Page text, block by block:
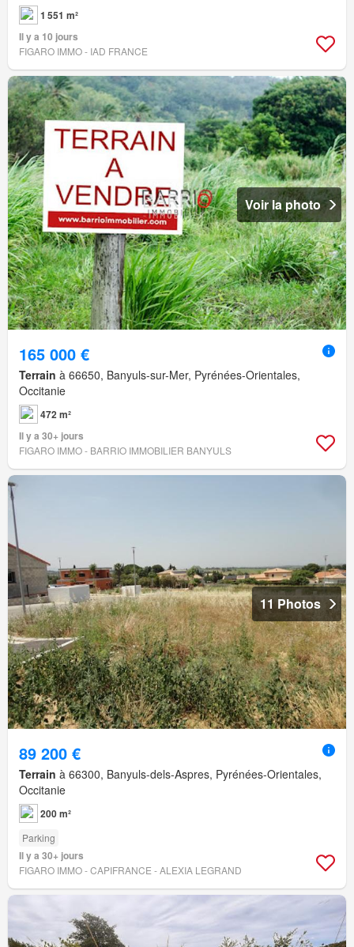
1 551 m²
Il y a 10 jours
FIGARO IMMO - IAD FRANCE
Voir la photo
165 000 €
Terrain à 66650, Banyuls-sur-Mer, Pyrénées-Orientales,
Occitanie
472 m²
Il y a 30+ jours
FIGARO IMMO - BARRIO IMMOBILIER BANYULS
11 Photos
89 200 €
Terrain à 66300, Banyuls-dels-Aspres, Pyrénées-Orientales,
Occitanie
200 m²
Parking
Il y a 30+ jours
FIGARO IMMO - CAPIFRANCE - ALEXIA LEGRAND